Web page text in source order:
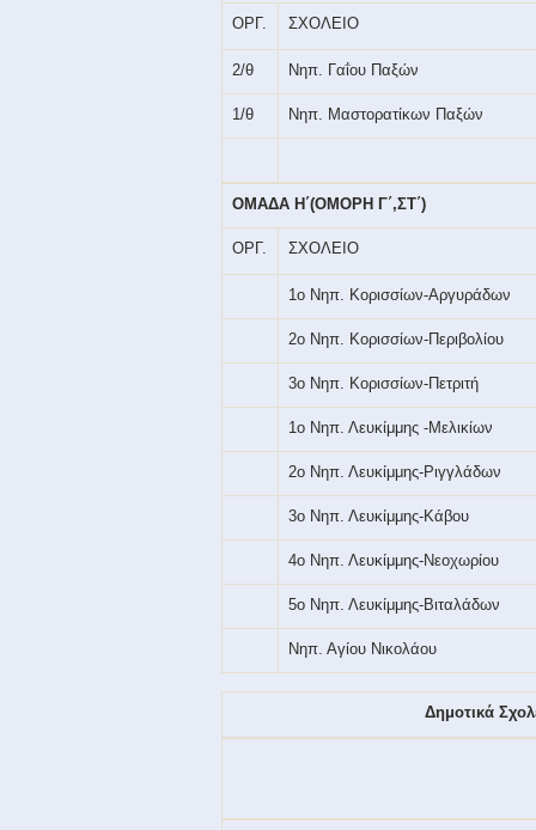
ΟΡΓ. ΣΧΟΛΕΙΟ
2/θ Νηπ. Γαΐου Παξών
1/θ Νηπ. Μαστορατίκων Παξών
ΟΜΑΔΑ Η΄(ΟΜΟΡΗ Γ΄,ΣΤ΄)
ΟΡΓ. ΣΧΟΛΕΙΟ
1ο Νηπ. Κορισσίων-Αργυράδων
2ο Νηπ. Κορισσίων-Περιβολίου
3ο Νηπ. Κορισσίων-Πετριτή
1ο Νηπ. Λευκίμμης -Μελικίων
2ο Νηπ. Λευκίμμης-Ριγγλάδων
3ο Νηπ. Λευκίμμης-Κάβου
4ο Νηπ. Λευκίμμης-Νεοχωρίου
5ο Νηπ. Λευκίμμης-Βιταλάδων
Νηπ. Αγίου Νικολάου
Δημοτικά